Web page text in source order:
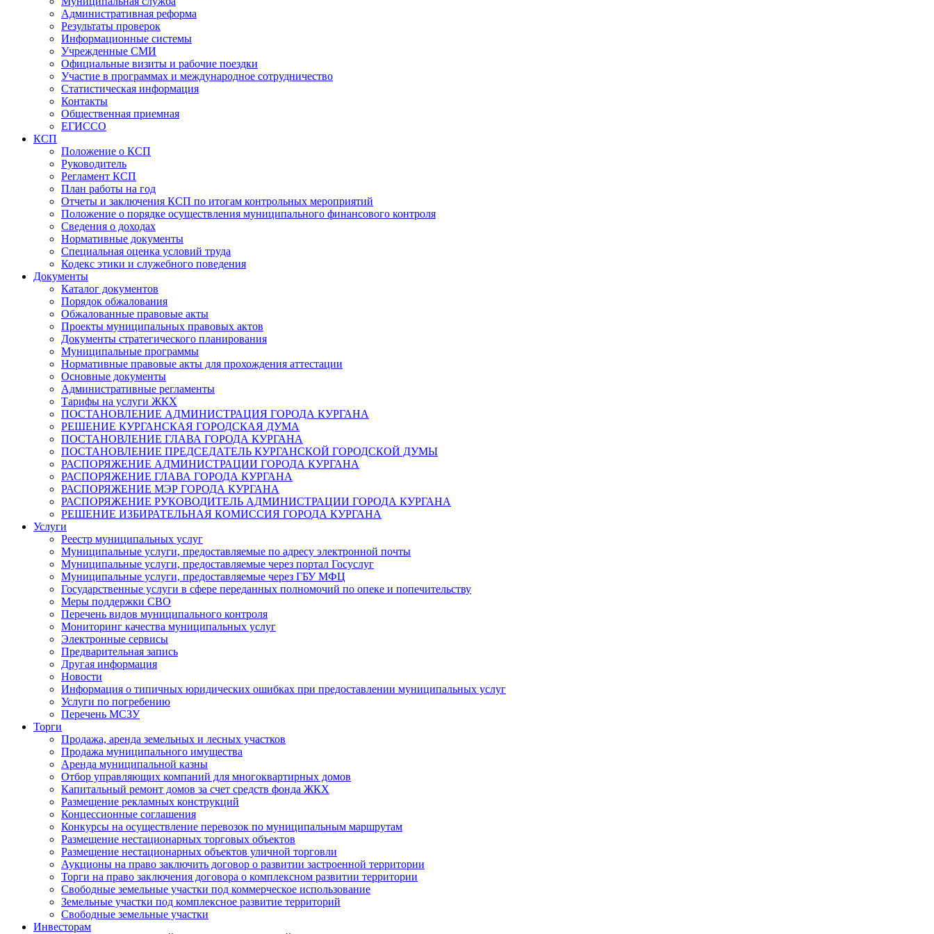
Административная реформа
Результаты проверок
Информационные системы
Учрежденные СМИ
Официальные визиты и рабочие поездки
Участие в программах и международное сотрудничество
Статистическая информация
Контакты
Общественная приемная
ЕГИССО
КСП
Положение о КСП
Руководитель
Регламент КСП
План работы на год
Отчеты и заключения КСП по итогам контрольных мероприятий
Положение о порядке осуществления муниципального финансового контроля
Сведения о доходах
Нормативные документы
Специальная оценка условий труда
Кодекс этики и служебного поведения
Документы
Каталог документов
Порядок обжалования
Обжалованные правовые акты
Проекты муниципальных правовых актов
Документы стратегического планирования
Муниципальные программы
Нормативные правовые акты для прохождения аттестации
Основные документы
Административные регламенты
Тарифы на услуги ЖКХ
ПОСТАНОВЛЕНИЕ АДМИНИСТРАЦИЯ ГОРОДА КУРГАНА
РЕШЕНИЕ КУРГАНСКАЯ ГОРОДСКАЯ ДУМА
ПОСТАНОВЛЕНИЕ ГЛАВА ГОРОДА КУРГАНА
ПОСТАНОВЛЕНИЕ ПРЕДСЕДАТЕЛЬ КУРГАНСКОЙ ГОРОДСКОЙ ДУМЫ
РАСПОРЯЖЕНИЕ АДМИНИСТРАЦИИ ГОРОДА КУРГАНА
РАСПОРЯЖЕНИЕ ГЛАВА ГОРОДА КУРГАНА
РАСПОРЯЖЕНИЕ МЭР ГОРОДА КУРГАНА
РАСПОРЯЖЕНИЕ РУКОВОДИТЕЛЬ АДМИНИСТРАЦИИ ГОРОДА КУРГАНА
РЕШЕНИЕ ИЗБИРАТЕЛЬНАЯ КОМИССИЯ ГОРОДА КУРГАНА
Услуги
Реестр муниципальных услуг
Муниципальные услуги, предоставляемые по адресу электронной почты
Муниципальные услуги, предоставляемые через портал Госуслуг
Муниципальные услуги, предоставляемые через ГБУ МФЦ
Государственные услуги в сфере переданных полномочий по опеке и попечительству
Меры поддержки СВО
Перечень видов муниципального контроля
Мониторинг качества муниципальных услуг
Электронные сервисы
Предварительная запись
Другая информация
Новости
Информация о типичных юридических ошибках при предоставлении муниципальных услуг
Услуги по погребению
Перечень МСЗУ
Торги
Продажа, аренда земельных и лесных участков
Продажа муниципального имущества
Аренда муниципальной казны
Отбор управляющих компаний для многоквартирных домов
Капитальный ремонт домов за счет средств фонда ЖКХ
Размещение рекламных конструкций
Концессионные соглашения
Конкурсы на осуществление перевозок по муниципальным маршрутам
Размещение нестационарных торговых объектов
Размещение нестационарных объектов уличной торговли
Аукционы на право заключить договор о развитии застроенной территории
Торги на право заключения договора о комплексном развитии территории
Свободные земельные участки под коммерческое использование
Земельные участки под комплексное развитие территорий
Свободные земельные участки
Инвесторам